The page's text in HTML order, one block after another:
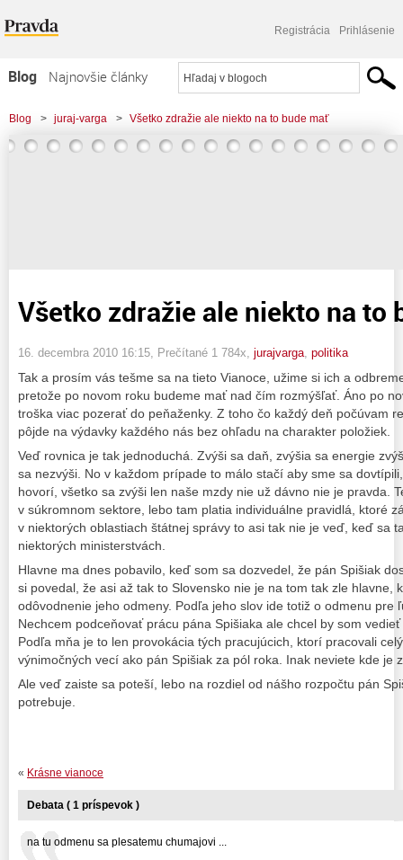
Registrácia Prihlásenie
Blog
Najnovšie články
Najčítanejšie články
Najkomentovanejšie články
Blog > juraj-varga > Všetko zdražie ale niekto na to bude mať
Všetko zdražie ale niekto na to
16. decembra 2010 16:15 , Prečítané 1 784x, jurajvarga politika
Tak a prosím vás tešme sa na tieto Vianoce, užime si ich a
pretože po novom roku budeme mať nad čím rozmýšľať. Áno po
troška viac pozerať do peňaženky. Z toho čo každý deň počúvam
pôjde na výdavky každého nás bez ohľadu na charakter položiek.
Veď rovnica je tak jednoduchá. Zvýši sa daň, zvýšia sa energie
sa nezvýši. No v každom prípade to málo stačí aby sme sa
hovorí, všetko sa zvýši len naše mzdy nie už dávno nie je pravda.
v súkromnom sektore, lebo tam platia individuálne pravidlá, ktoré
v niektorých oblastiach štátnej správy to asi tak nie je veď, keď sa
niektorých ministerstvách.
Hlavne ma dnes pobavilo, keď som sa dozvedel, že pán Spišiak
si povedal, že asi až tak to Slovensko nie je na tom tak zle hlavne,
odôvodnenie jeho odmeny. Podľa jeho slov ide totiž o odmenu pre
Nechcem podceňovať prácu pána Spišiaka ale chcel by som
Podľa mňa je to len provokácia tých pracujúcich, ktorí pracovali
výnimočných vecí ako pán Spišiak za pól roka. Inak neviete kde je
Ale veď zaiste sa poteší, lebo na rozdiel od nášho rozpočtu pán
potrebuje.
« Krásne vianoce
Debata ( 1 príspevok )
na tu odmenu sa plesatemu chumajovi ...